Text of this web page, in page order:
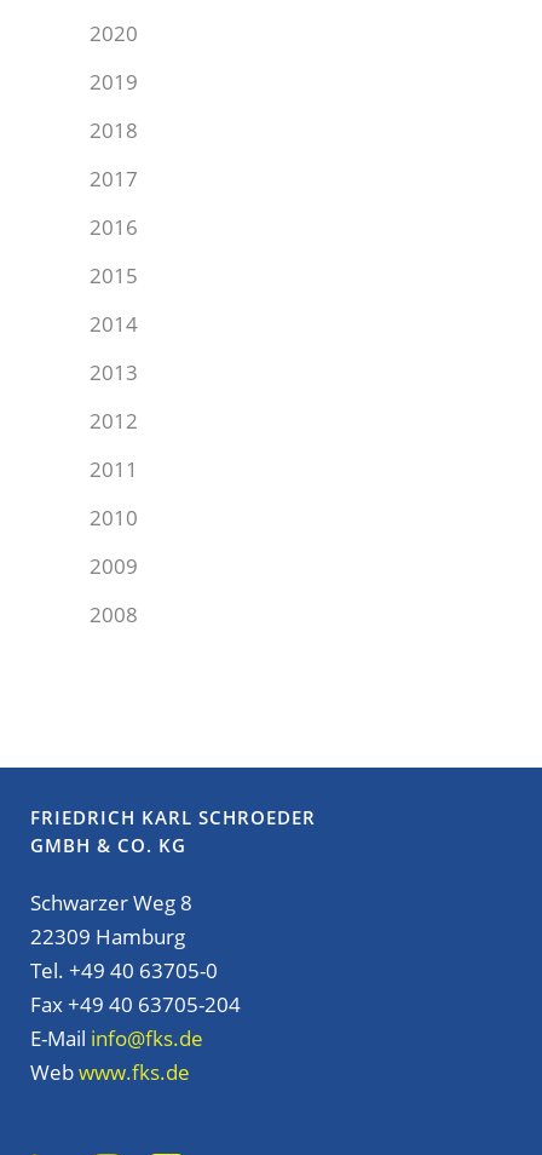
2020
2019
2018
2017
2016
2015
2014
2013
2012
2011
2010
2009
2008
FRIEDRICH KARL SCHROEDER
GMBH & CO. KG
Schwarzer Weg 8
22309 Hamburg
Tel. +49 40 63705-0
Fax +49 40 63705-204
E-Mail info@fks.de
Webwww.fks.de